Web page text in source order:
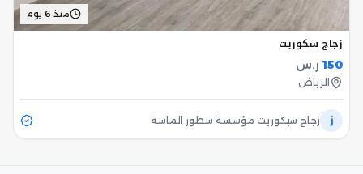
منذ 6 يوم
زجاج سكوريت
150 ر.س
الرياض
ز زجاج سيكوريت مؤسسة سطور الماسة